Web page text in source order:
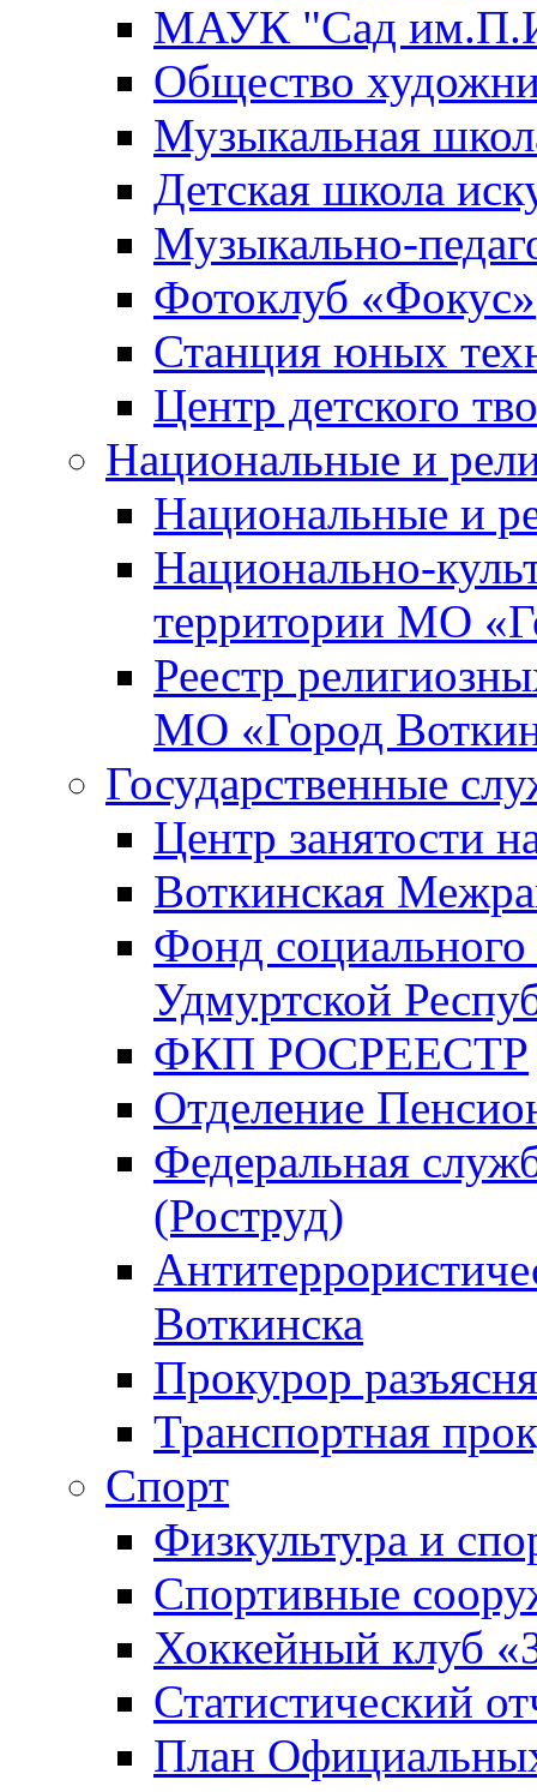
МАУК "Сад
Общество
Музыкальная
Детская школа
Музыкально-
Фотоклуб «Фокус»
Станция юных
Центр детского
Национальные и
Национальные и
Национально-
территории МО
Реестр
МО «Город
Государственные
Центр занятости
Воткинская
Фонд
Удмуртской
ФКП РОСРЕЕСТР
Отделение
Федеральная
(Роструд)
Воткинска
Прокурор
Транспортная
Спорт
Физкультура и
Спортивные
Хоккейный клуб
Статистический
План